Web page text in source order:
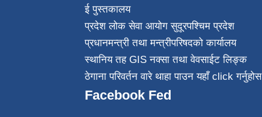
ई पुस्तकालय
प्रदेश लोक सेवा आयोग सुदूरपश्चिम प्रदेश
प्रधानमन्त्री तथा मन्त्रीपरिषदको कार्यालय
स्थानिय तह GIS नक्सा तथा वेवसाईट लिङ्क
ठेगाना परिवर्तन वारे थाहा पाउन यहाँ click गर्नुहोस
Facebook Fed